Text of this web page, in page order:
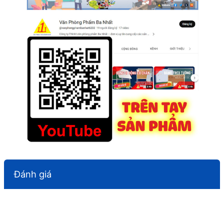
Đánh giá